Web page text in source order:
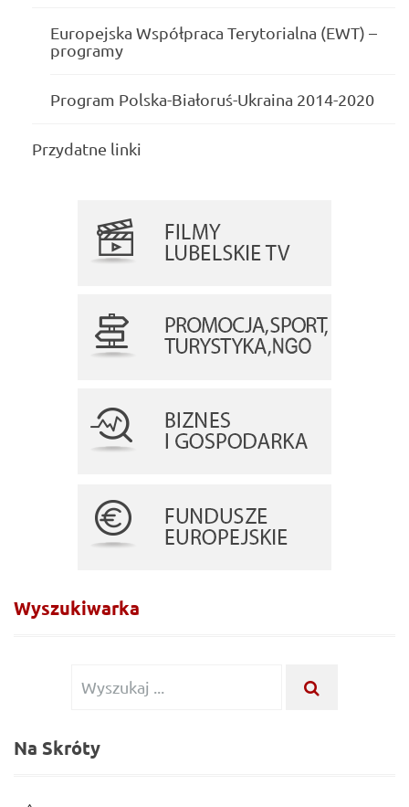
Europejska Współpraca Terytorialna (EWT) –
programy
Program Polska-Białoruś-Ukraina 2014-2020
Przydatne linki
Wyszukiwarka
Wyszukiwanie
Na Skróty